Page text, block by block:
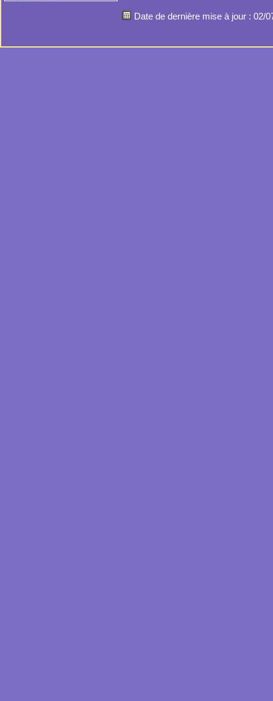
Date de dernière mise à jour : 02/